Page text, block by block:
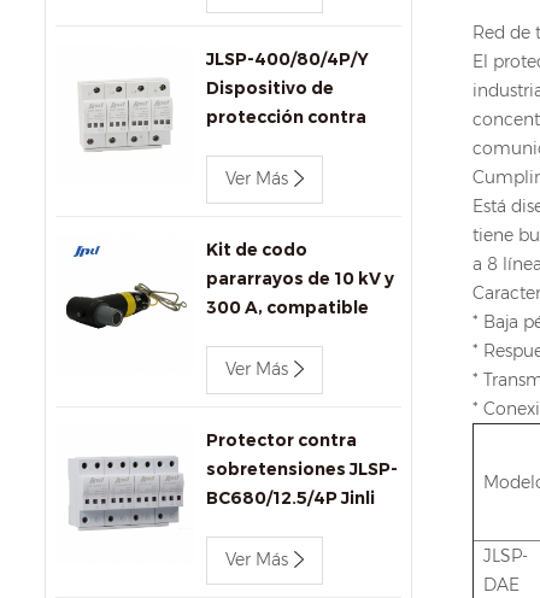
y 100 kA
JLSP-400/80/4P/Y
Dispositivo de
protección contra
Jinli de 400 V y 80 kA
con señalización
Ver Más
Kit de codo
pararrayos de 10 kV y
300 A, compatible
transformadores y
conectores.
Ver Más
Protector contra
sobretensiones JLSP-
BC680/12.5/4P Jinli
Ver Más
Red de
El
Está
tiene
a 8
* Baja
*
*
*
JLSP-
DAE